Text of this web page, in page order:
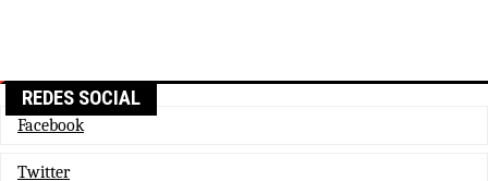
REDES SOCIAL
Facebook
Twitter